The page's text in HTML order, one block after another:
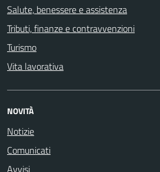
Salute, benessere e assistenza
Tributi, finanze e contravvenzioni
Turismo
Vita lavorativa
NOVITÀ
Notizie
Comunicati
Avvisi